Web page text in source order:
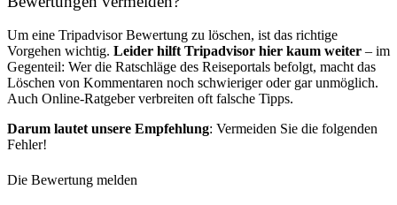
Um eine Tripadvisor Bewertung zu löschen, ist das richtige
Vorgehen wichtig. Leider hilft Tripadvisor hier kaum weiter – im
Gegenteil: Wer die Ratschläge des Reiseportals befolgt, macht das
Löschen von Kommentaren noch schwieriger oder gar unmöglich.
Auch Online-Ratgeber verbreiten oft falsche Tipps.
Darum lautet unsere Empfehlung: Vermeiden Sie die folgenden
Fehler!
Die Bewertung melden